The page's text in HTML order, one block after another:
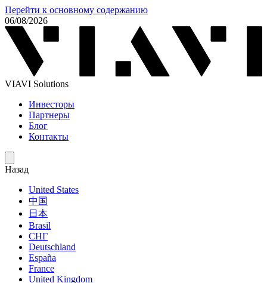
Перейти к основному содержанию
06/08/2026
VIAVI Solutions
Инвесторы
Партнеры
Блог
Контакты
Назад
United States
中国
日本
Brasil
СНГ
Deutschland
España
France
United Kingdom